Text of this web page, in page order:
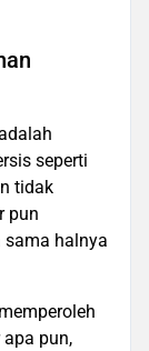
seperti
tidak
pun
sama halnya
pun,